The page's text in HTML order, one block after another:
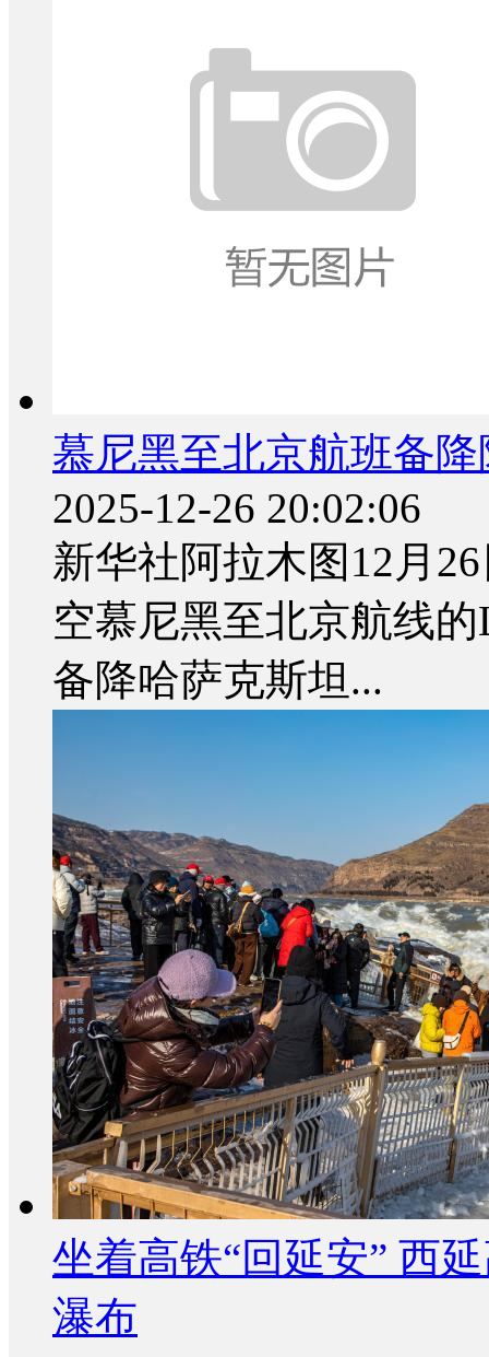
慕尼黑至北京航班备
2025-12-26 20:02:06
新华社阿拉木图12月
空慕尼黑至北京航线
备降哈萨克斯坦...
坐着高铁“回延安” 西
瀑布